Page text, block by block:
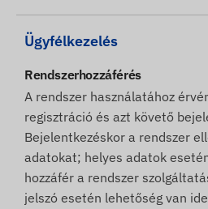
Ügyfélkezelés
Rendszerhozzáférés
A rendszer használatához
regisztráció és azt követő
Bejelentkezéskor a rendszer
adatokat; helyes adatok
hozzáfér a rendszer
jelszó esetén lehetőség van